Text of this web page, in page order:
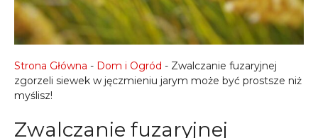
Strona Główna - Dom i Ogród - Zwalczanie fuzaryjnej
zgorzeli siewek w jęczmieniu jarym może być prostsze niż
myślisz!
Zwalczanie fuzaryjnej